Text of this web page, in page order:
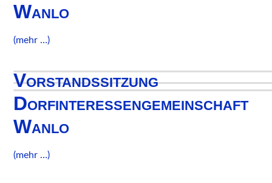
Wanlo
(mehr …)
Vorstandssitzung
Dorfinteressengemeinschaft
Wanlo
(mehr …)